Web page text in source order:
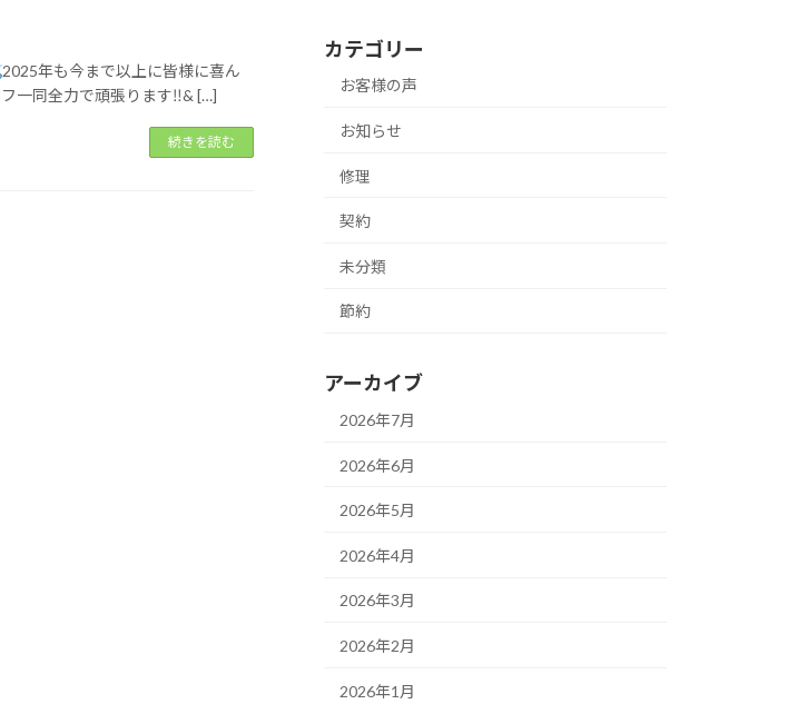
2025年も今まで以上に皆様に喜ん
一同全力で頑張ります‼& […]
続きを読む
カテゴリー
お客様の声
お知らせ
修理
契約
未分類
節約
アーカイブ
2026年7月
2026年6月
2026年5月
2026年4月
2026年3月
2026年2月
2026年1月